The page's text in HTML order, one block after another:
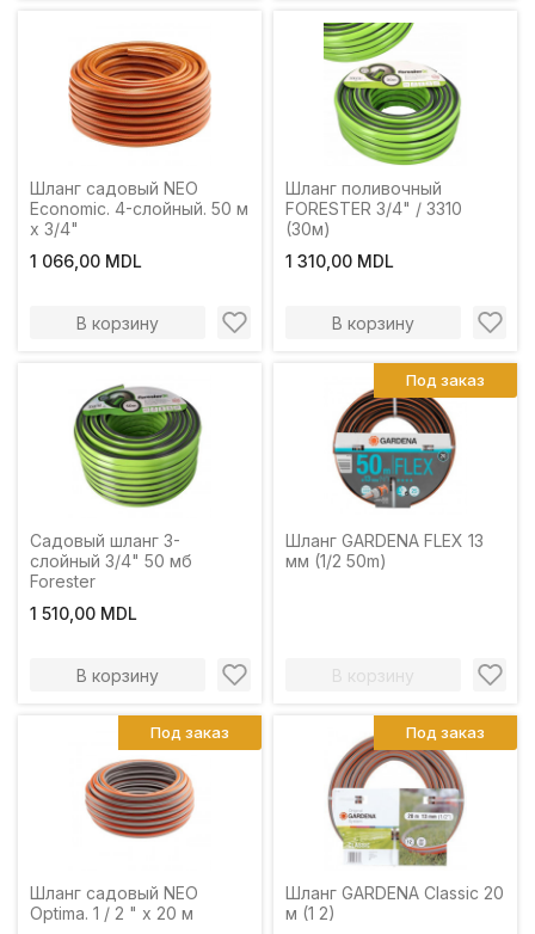
Шланг садовый NEO
Economic. 4-слойный. 50 м
х 3/4"
1 066,00 MDL
В корзину
Шланг поливочный
FORESTER 3/4" / 3310
(30м)
1 310,00 MDL
В корзину
Садовый шланг 3-
слойный 3/4" 50 мб
Forester
1 510,00 MDL
В корзину
Шланг GARDENA FLEX 13
мм (1/2 50m)
В корзину
Под заказ
Шланг садовый NEO
Optima. 1 / 2 " x 20 м
Под заказ
Шланг GARDENA Classic 20
м (1 2)
Под заказ